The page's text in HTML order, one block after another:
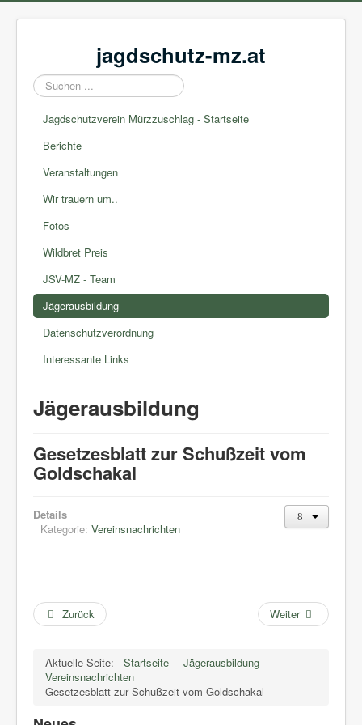
jagdschutz-mz.at
Suchen
...
Jagdschutzverein Mürzzuschlag - Startseite
Berichte
Veranstaltungen
Wir trauern um..
Fotos
Wildbret Preis
JSV-MZ - Team
Jägerausbildung
Datenschutzverordnung
Interessante Links
Jägerausbildung
Gesetzesblatt zur Schußzeit vom
Goldschakal
Details
Kategorie: Vereinsnachrichten
Zurück Weiter
Aktuelle Seite: Startseite
Jägerausbildung
Vereinsnachrichten
Gesetzesblatt zur Schußzeit vom Goldschakal